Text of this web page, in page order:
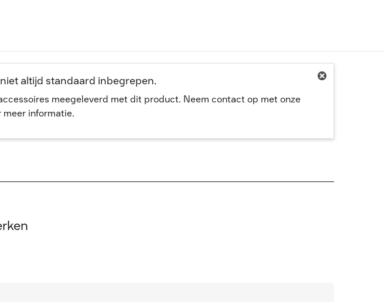
altijd standaard inbegrepen.
meegeleverd met dit product. Neem contact op met onze
meer informatie.